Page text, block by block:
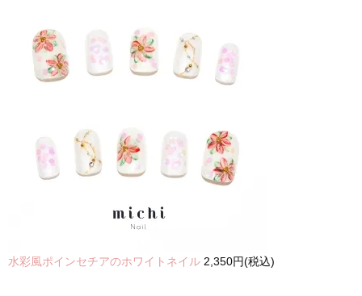
水彩風ポインセチアのホワイトネイル 2,350円(税込)